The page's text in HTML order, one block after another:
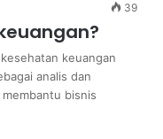
39
keuangan
analis dan
bisnis